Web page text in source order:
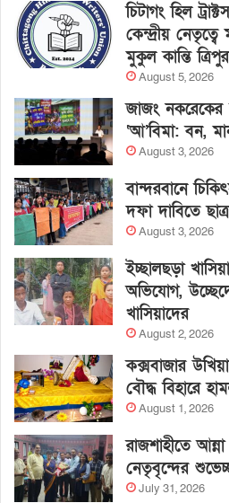
চিটাগং হিল
কেন্দ্রীয়
মুকুল কান্তি
August 5, 2026
জাজং নকরেকের
‘আ’বিমা: বন,
August 3, 2026
বান্দরবানে
দফা দাবিতে
August 3, 2026
ইচ্ছালছড়া
অভিযোগ,
খাসিয়াদের
August 2, 2026
কক্সবাজার
বৌদ্ধ বিহারে
August 1, 2026
রাজশাহীতে
নেতৃবৃন্দের
July 31, 2026